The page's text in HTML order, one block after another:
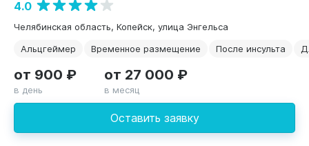
4.0
Челябинская область, Копейск, улица Энгельса
Альцгеймер
Временное размещение После инсульта
Оставить заявку
от 900 ₽
в день
от 27 000 ₽
в месяц